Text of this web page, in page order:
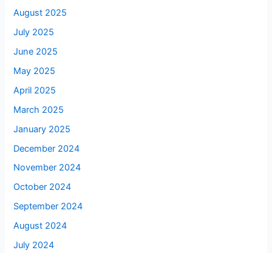
August 2025
July 2025
June 2025
May 2025
April 2025
March 2025
January 2025
December 2024
November 2024
October 2024
September 2024
August 2024
July 2024